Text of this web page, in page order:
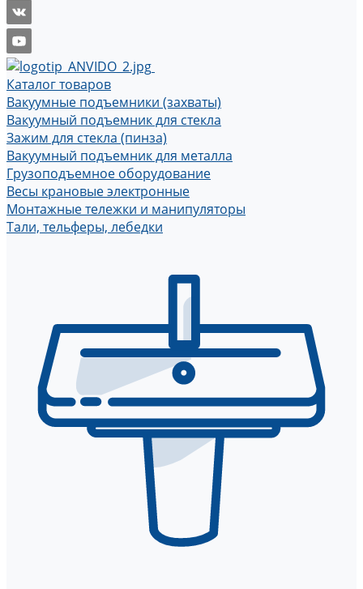
Каталог товаров
Вакуумные подъемники (захваты)
Вакуумный подъемник для стекла
Зажим для стекла (пинза)
Вакуумный подъемник для металла
Грузоподъемное оборудование
Весы крановые электронные
Монтажные тележки и манипуляторы
Тали, тельферы, лебедки